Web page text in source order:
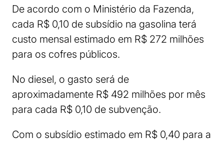
De acordo com o Ministério da Fazenda,
cada R$ 0,10 de subsídio na gasolina terá
custo mensal estimado em R$ 272 milhões
para os cofres públicos.
No diesel, o gasto será de
aproximadamente R$ 492 milhões por mês
para cada R$ 0,10 de subvenção.
Com o subsídio estimado em R$ 0,40 para a